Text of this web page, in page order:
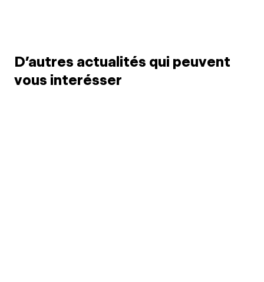
D’autres actualités qui peuvent
vous interésser